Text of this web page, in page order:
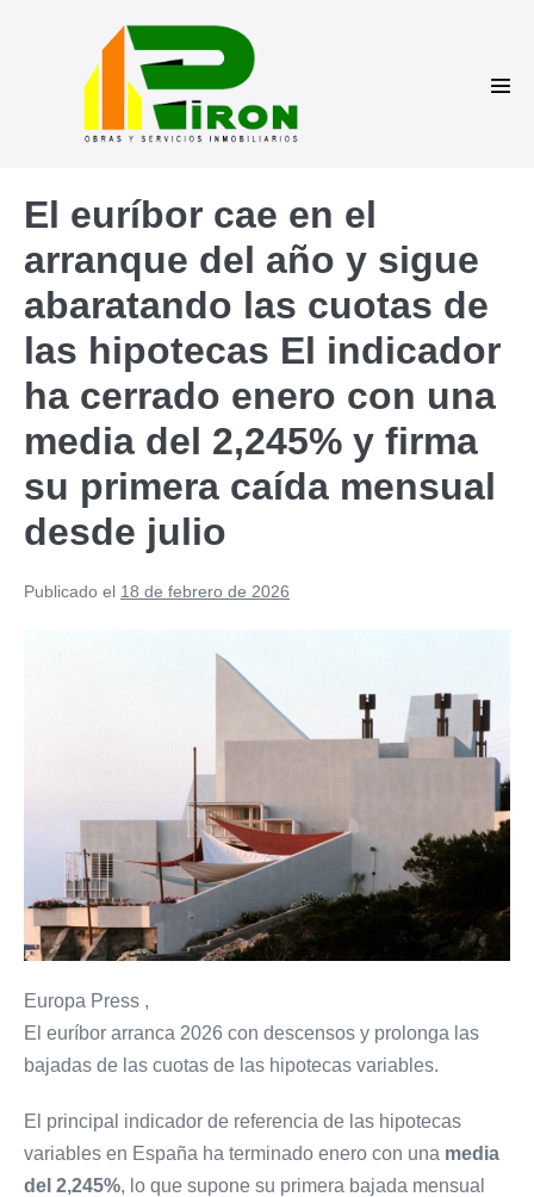
El euríbor cae en el
arranque del año y sigue
abaratando las cuotas de
las hipotecas El indicador
ha cerrado enero con una
media del 2,245% y firma
su primera caída mensual
desde julio
Publicado el 18 de febrero de 2026
Europa Press ,
El euríbor arranca 2026 con descensos y prolonga las
bajadas de las cuotas de las hipotecas variables.
El principal indicador de referencia de las hipotecas
variables en España ha terminado enero con una media
del 2,245%, lo que supone su primera bajada mensual